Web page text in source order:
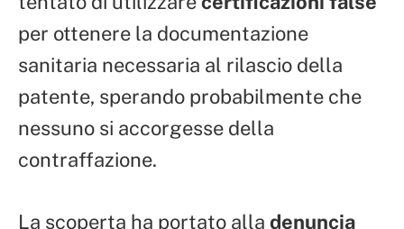
per ottenere la documentazione
sanitaria necessaria al rilascio della
patente, sperando probabilmente che
nessuno si accorgesse della
contraffazione.
La scoperta ha portato alla denuncia